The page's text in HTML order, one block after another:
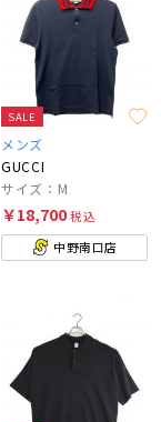
SALE
メンズ
GUCCI
サイズ：M
￥18,700税込
中野南口店